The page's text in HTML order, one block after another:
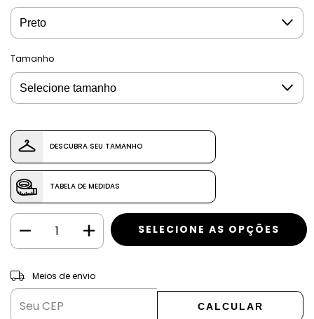
Tamanho
DESCUBRA SEU TAMANHO
TABELA DE MEDIDAS
Entregas para o CEP:
Meios de envio
CALCULAR